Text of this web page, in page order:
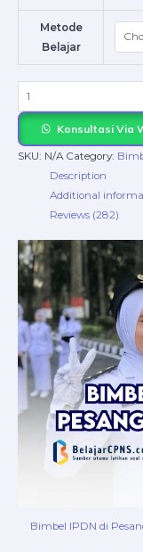
Metode
Belajar
Konsultasi Via
SKU: N/A Category:
Description
Additional
Reviews (282)
Bimbel IPDN di